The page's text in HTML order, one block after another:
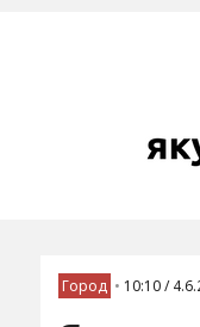
Город • 10:10 /